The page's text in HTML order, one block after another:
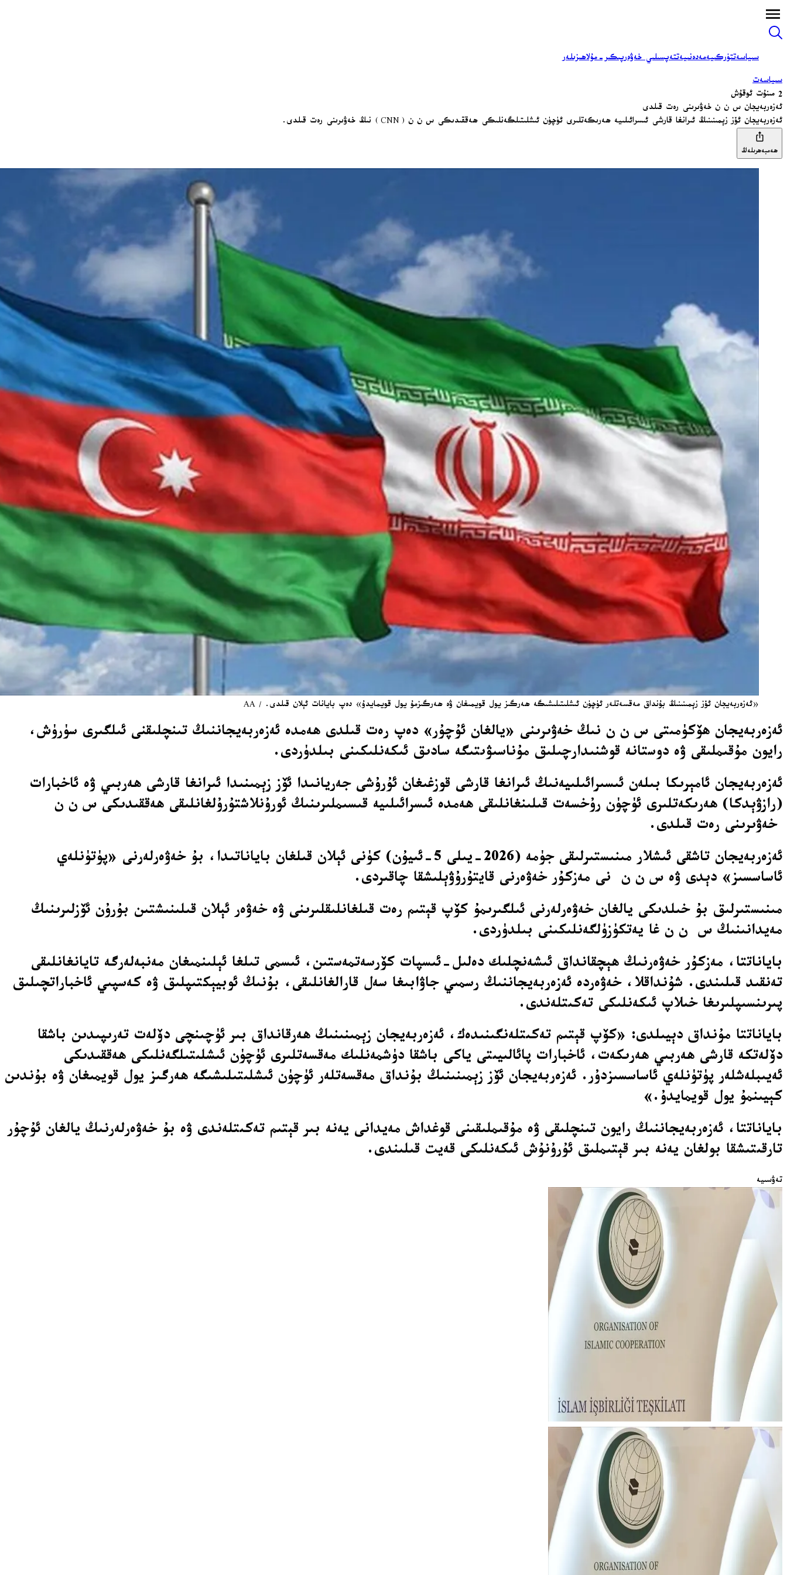
سىياسەتتۈركىيەمەدەنىيەتتەپسىلىي خەۋەرپىكىر-مۇلاھىزىلەر
سىياسەت
2 مىنۇت ئوقۇش
ئەزەربەيجان س ن ن خەۋىرىنى رەت قىلدى
ئەزەربەيجان ئۆز زېمىنىنىڭ ئىرانغا قارشى ئىسرائىلىيە ھەرىكەتلىرى ئۈچۈن ئىشلىتىلگەنلىكى ھەققىدىكى س ن ن (CNN) نىڭ خەۋىرىنى رەت قىلدى.
ھەمبەھرىلەڭ
«ئەزەربەيجان ئۆز زېمىنىنىڭ بۇنداق مەقسەتلەر ئۈچۈن ئىشلىتىلىشىگە ھەرگىز يول قويمىغان ۋە ھەرگىزمۇ يول قويمايدۇ» دەپ بايانات ئېلان قىلدى. / AA
ئەزەربەيجان ھۆكۈمىتى س ن ن نىڭ خەۋىرىنى «يالغان ئۇچۇر» دەپ رەت قىلدى ھەمدە ئەزەربەيجاننىڭ تىنچلىقنى ئىلگىرى سۈرۈش،
رايون مۇقىملىقى ۋە دوستانە قوشنىدارچىلىق مۇناسىۋىتىگە سادىق ئىكەنلىكىنى بىلدۈردى.
ئەزەربەيجان ئامېرىكا بىلەن ئىسىرائىلىيەنىڭ ئىرانغا قارشى قوزغىغان ئۇرۇشى جەريانىدا ئۆز زېمىنىدا ئىرانغا قارشى ھەربىي ۋە ئاخبارات
(رازۋېدكا) ھەرىكەتلىرى ئۈچۈن رۇخسەت قىلىنغانلىقى ھەمدە ئىسرائىلىيە قىسىملىرىنىڭ ئورۇنلاشتۇرۇلغانلىقى ھەققىدىكى س ن ن
خەۋىرىنى رەت قىلدى.
ئەزەربەيجان تاشقى ئىشلار مىنىستىرلىقى جۈمە (2026-يىلى 5-ئىيۇن) كۈنى ئېلان قىلغان باياناتىدا، بۇ خەۋەرلەرنى «پۈتۈنلەي
ئاساسسىز» دېدى ۋە س ن ن نى مەزكۇر خەۋەرنى قايتۇرۇۋېلىشقا چاقىردى.
مىنىستىرلىق بۇ خىلدىكى يالغان خەۋەرلەرنى ئىلگىرىمۇ كۆپ قېتىم رەت قىلغانلىقلىرىنى ۋە خەۋەر ئېلان قىلىنىشتىن بۇرۇن ئۆزلىرىنىڭ
مەيدانىنىڭ س ن ن غا يەتكۈزۈلگەنلىكىنى بىلدۈردى.
باياناتتا، مەزكۇر خەۋەرنىڭ ھېچقانداق ئىشەنچلىك دەلىل-ئىسپات كۆرسەتمەستىن، ئىسمى تىلغا ئېلىنمىغان مەنبەلەرگە تايانغانلىقى
تەنقىد قىلىندى. شۇنداقلا، خەۋەردە ئەزەربەيجاننىڭ رسمىي جاۋابىغا سەل قارالغانلىقى، بۇنىڭ ئوبيېكتىپلىق ۋە كەسپىي ئاخباراتچىلىق
پىرىنسىپلىرىغا خىلاپ ئىكەنلىكى تەكىتلەندى.
باياناتتا مۇنداق دېيىلدى: «كۆپ قېتىم تەكىتلەنگىنىدەك، ئەزەربەيجان زېمىنىنىڭ ھەرقانداق بىر ئۈچىنچى دۆلەت تەرىپىدىن باشقا
دۆلەتكە قارشى ھەربىي ھەرىكەت، ئاخبارات پائالىيىتى ياكى باشقا دۈشمەنلىك مەقسەتلىرى ئۈچۈن ئىشلىتىلگەنلىكى ھەققىدىكى
ئەيىبلەشلەر پۈتۈنلەي ئاساسسىزدۇر. ئەزەربەيجان ئۆز زېمىنىنىڭ بۇنداق مەقسەتلەر ئۈچۈن ئىشلىتىلىشىگە ھەرگىز يول قويمىغان ۋە بۇندىن
كېيىنمۇ يول قويمايدۇ.»
باياناتتا، ئەزەربەيجاننىڭ رايون تىنچلىقى ۋە مۇقىملىقىنى قوغداش مەيدانى يەنە بىر قېتىم تەكىتلەندى ۋە بۇ خەۋەرلەرنىڭ يالغان ئۇچۇر
تارقىتىشقا بولغان يەنە بىر قېتىملىق ئۇرۇنۇش ئىكەنلىكى قەيت قىلىندى.
تەۋسىيە